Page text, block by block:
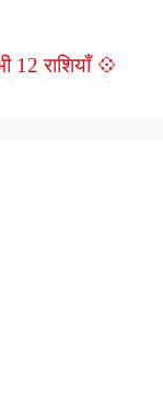
राशियाँ 💠